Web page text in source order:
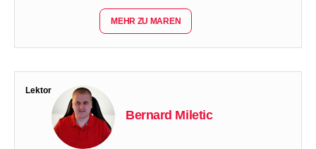
MEHR ZU MAREN
Lektor
Bernard Miletic